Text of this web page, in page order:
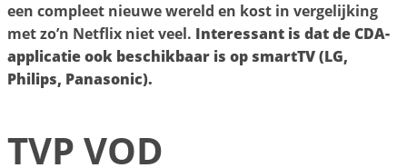
een compleet nieuwe wereld en kost in vergelijking
met zo’n Netflix niet veel. Interessant is dat de CDA-
applicatie ook beschikbaar is op smartTV (LG,
Philips, Panasonic).
TVP VOD